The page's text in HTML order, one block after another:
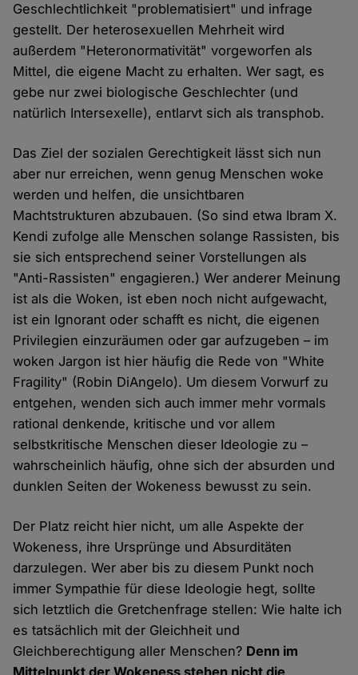
Geschlechtlichkeit "problematisiert" und infrage
gestellt. Der heterosexuellen Mehrheit wird
außerdem "Heteronormativität" vorgeworfen als
Mittel, die eigene Macht zu erhalten. Wer sagt, es
gebe nur zwei biologische Geschlechter (und
natürlich Intersexelle), entlarvt sich als transphob.
Das Ziel der sozialen Gerechtigkeit lässt sich nun
aber nur erreichen, wenn genug Menschen woke
werden und helfen, die unsichtbaren
Machtstrukturen abzubauen. (So sind etwa Ibram X.
Kendi zufolge alle Menschen solange Rassisten, bis
sie sich entsprechend seiner Vorstellungen als
"Anti-Rassisten" engagieren.) Wer anderer Meinung
ist als die Woken, ist eben noch nicht aufgewacht,
ist ein Ignorant oder schafft es nicht, die eigenen
Privilegien einzuräumen oder gar aufzugeben – im
woken Jargon ist hier häufig die Rede von "White
Fragility" (Robin DiAngelo). Um diesem Vorwurf zu
entgehen, wenden sich auch immer mehr vormals
rational denkende, kritische und vor allem
selbstkritische Menschen dieser Ideologie zu –
wahrscheinlich häufig, ohne sich der absurden und
dunklen Seiten der Wokeness bewusst zu sein.
Der Platz reicht hier nicht, um alle Aspekte der
Wokeness, ihre Ursprünge und Absurditäten
darzulegen. Wer aber bis zu diesem Punkt noch
immer Sympathie für diese Ideologie hegt, sollte
sich letztlich die Gretchenfrage stellen: Wie halte ich
es tatsächlich mit der Gleichheit und
Gleichberechtigung aller Menschen? Denn im